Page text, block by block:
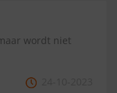
wordt niet